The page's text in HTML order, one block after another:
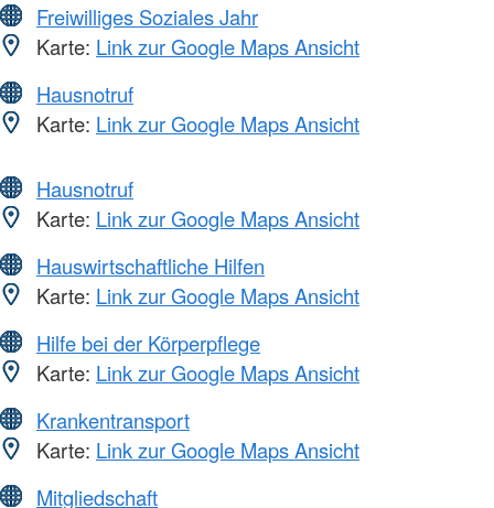
Freiwilliges Soziales Jahr
Karte: Link zur Google Maps Ansicht
Hausnotruf
Karte: Link zur Google Maps Ansicht
Hausnotruf
Karte: Link zur Google Maps Ansicht
Hauswirtschaftliche Hilfen
Karte: Link zur Google Maps Ansicht
Hilfe bei der Körperpflege
Karte: Link zur Google Maps Ansicht
Krankentransport
Karte: Link zur Google Maps Ansicht
Mitgliedschaft